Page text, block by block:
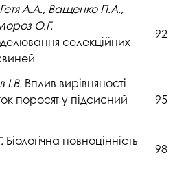
А.А., Ващенко П.А.,
О.Г.
селекційних
92
Вплив вирівняності
поросят у підсисний
95
Біологічна повноцінність
98